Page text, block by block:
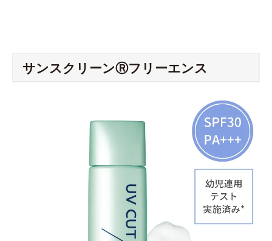
サンスクリーンⓇフリーエンス